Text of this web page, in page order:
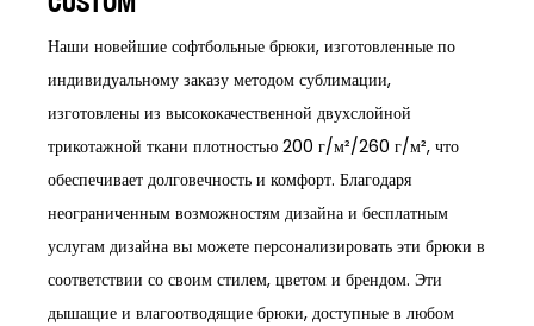
Наши новейшие софтбольные брюки, изготовленные по
индивидуальному заказу методом сублимации,
изготовлены из высококачественной двухслойной
трикотажной ткани плотностью 200 г/м²/260 г/м², что
обеспечивает долговечность и комфорт. Благодаря
неограниченным возможностям дизайна и бесплатным
услугам дизайна вы можете персонализировать эти брюки в
соответствии со своим стилем, цветом и брендом. Эти
дышащие и влагоотводящие брюки, доступные в любом